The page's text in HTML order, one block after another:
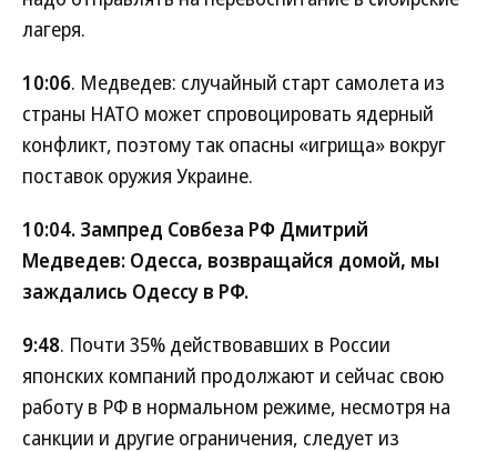
лагеря.
10:06. Медведев: случайный старт самолета из
страны НАТО может спровоцировать ядерный
конфликт, поэтому так опасны «игрища» вокруг
поставок оружия Украине.
10:04. Зампред Совбеза РФ Дмитрий
Медведев: Одесса, возвращайся домой, мы
заждались Одессу в РФ.
9:48. Почти 35% действовавших в России
японских компаний продолжают и сейчас свою
работу в РФ в нормальном режиме, несмотря на
санкции и другие ограничения, следует из